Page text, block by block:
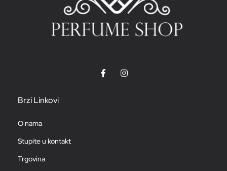
Brzi Linkovi
O nama
Stupite u kontakt
Trgovina